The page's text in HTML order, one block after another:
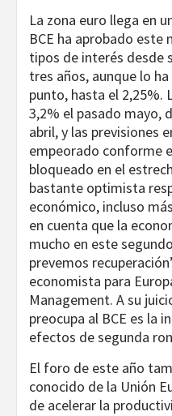
La zona euro llega en
BCE ha aprobado este
tipos de interés desde
tres años, aunque lo
punto, hasta el 2,25%.
3,2% el pasado mayo,
abril, y las previsiones
empeorado conforme
bloqueado en el
bastante optimista
económico, incluso
en cuenta que la
mucho en este
prevemos
economista para
Management. A su
preocupa al BCE es la
efectos de segunda
El foro de este año
conocido de la Unión
de acelerar la